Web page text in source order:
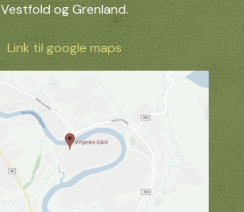
Vestfold og Grenland.
Link til google maps